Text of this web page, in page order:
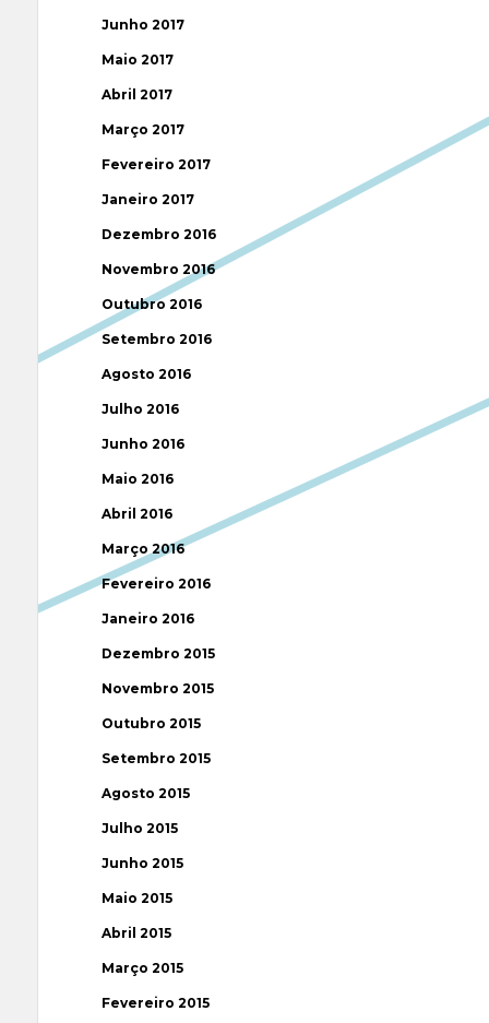
Junho 2017
Maio 2017
Abril 2017
Março 2017
Fevereiro 2017
Janeiro 2017
Dezembro 2016
Novembro 2016
Outubro 2016
Setembro 2016
Agosto 2016
Julho 2016
Junho 2016
Maio 2016
Abril 2016
Março 2016
Fevereiro 2016
Janeiro 2016
Dezembro 2015
Novembro 2015
Outubro 2015
Setembro 2015
Agosto 2015
Julho 2015
Junho 2015
Maio 2015
Abril 2015
Março 2015
Fevereiro 2015